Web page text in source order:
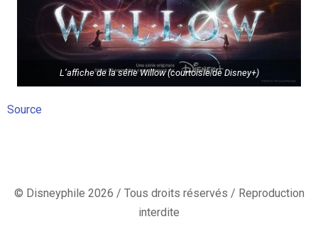
L’affiche de la série Willow (courtoisie de Disney+)
Source
© Disneyphile 2026 / Tous droits réservés / Reproduction
interdite